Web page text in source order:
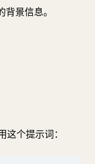
景信息。
个提示词：